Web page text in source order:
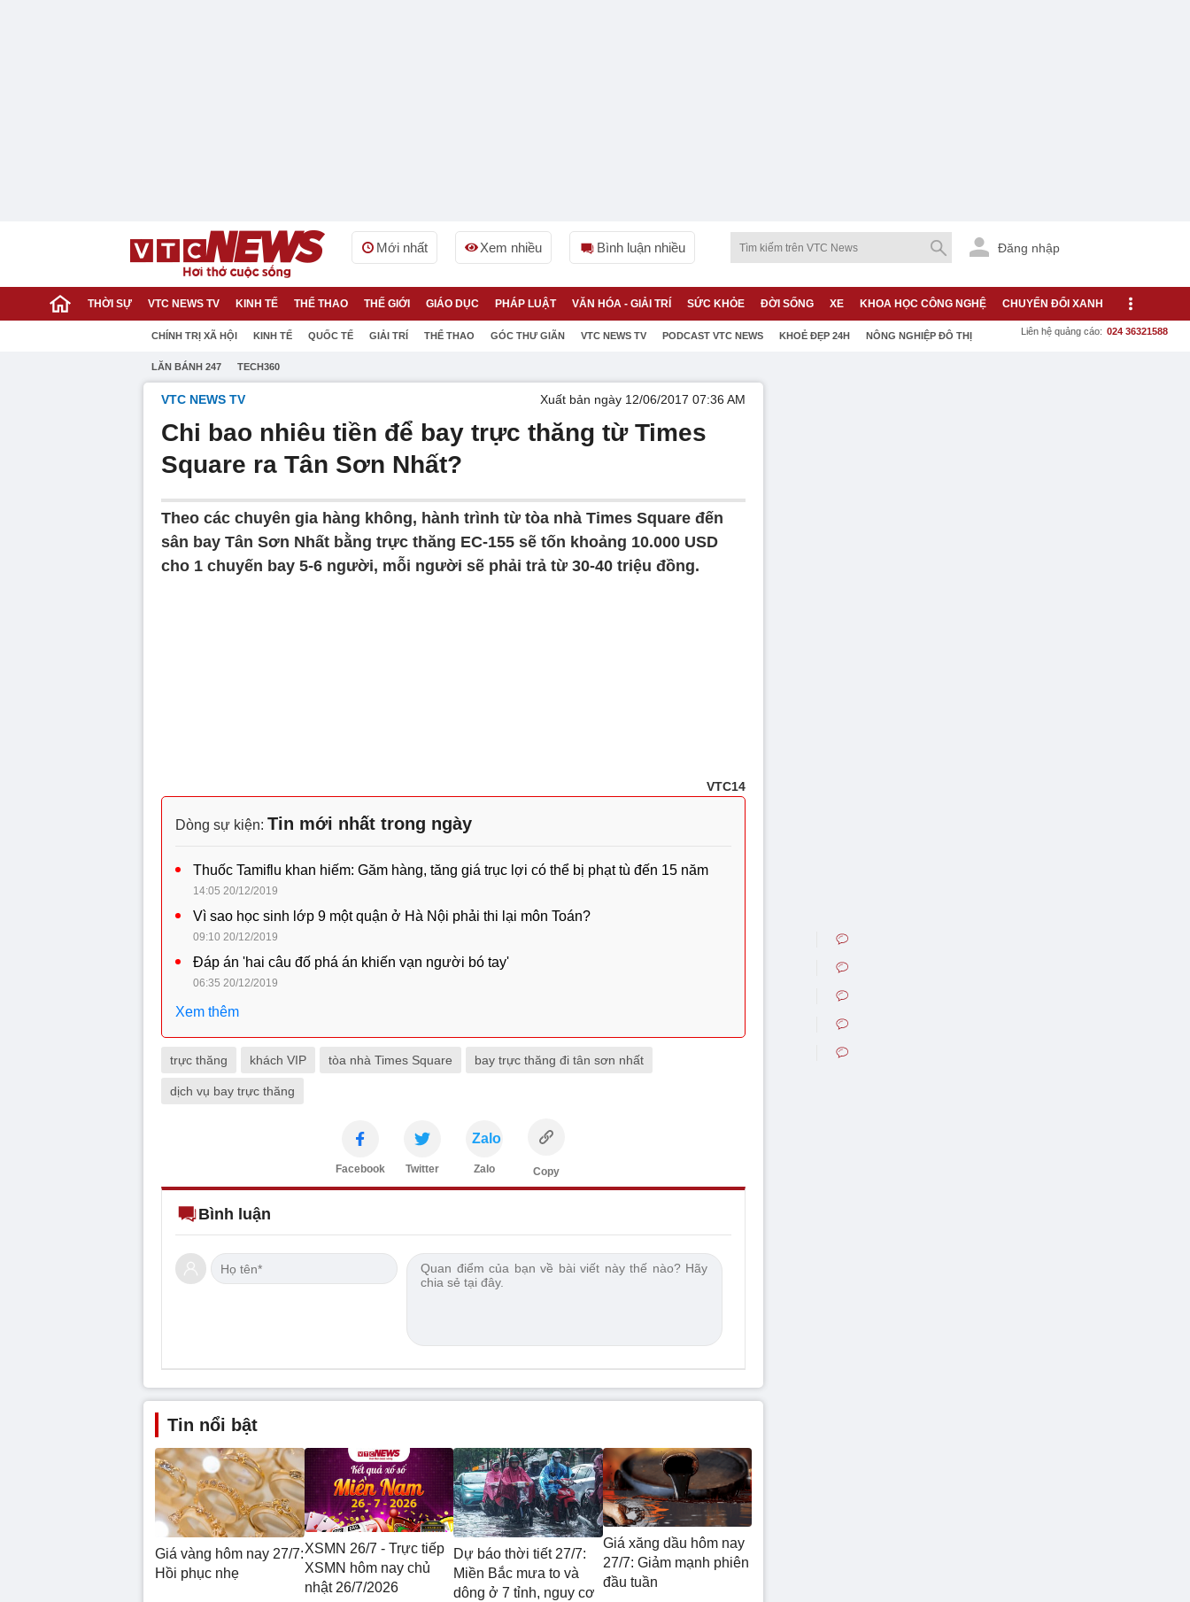
Mới nhất Xem nhiều Bình luận nhiều Đăng nhập
THỜI SỰ VTC NEWS TV KINH TẾ THỂ THAO THẾ GIỚI GIÁO DỤC PHÁP LUẬT VĂN HÓA - GIẢI TRÍ SỨC KHỎE ĐỜI SỐNG XE KHOA HỌC CÔNG NGHỆ CHUYỂN ĐỔI XANH
CHÍNH TRỊ XÃ HỘI KINH TẾ QUỐC TẾ GIẢI TRÍ THỂ THAO GÓC THƯ GIÃN VTC NEWS TV PODCAST VTC NEWS KHOẺ ĐẸP 24H NÔNG NGHIỆP ĐÔ THỊ
LĂN BÁNH 247 TECH360
Liên hệ quảng cáo: 024 36321588
VTC NEWS TV Xuất bản ngày 12/06/2017 07:36 AM
Chi bao nhiêu tiền để bay trực thăng từ Times
Square ra Tân Sơn Nhất?
Theo các chuyên gia hàng không, hành trình từ tòa nhà Times Square đến
sân bay Tân Sơn Nhất bằng trực thăng EC-155 sẽ tốn khoảng 10.000 USD
cho 1 chuyến bay 5-6 người, mỗi người sẽ phải trả từ 30-40 triệu đồng.
VTC14
Dòng sự kiện: Tin mới nhất trong ngày
Thuốc Tamiflu khan hiếm: Găm hàng, tăng giá trục lợi có thể bị phạt tù đến 15 năm
14:05 20/12/2019
Vì sao học sinh lớp 9 một quận ở Hà Nội phải thi lại môn Toán?
09:10 20/12/2019
Đáp án 'hai câu đố phá án khiến vạn người bó tay'
06:35 20/12/2019
Xem thêm
trực thăng khách VIP tòa nhà Times Square bay trực thăng đi tân sơn nhất
dịch vụ bay trực thăng
Facebook Twitter
Zalo
Zalo Copy
Bình luận
Tin nổi bật
Giá vàng hôm nay 27/7:
Hồi phục nhẹ
XSMN 26/7 - Trực tiếp
XSMN hôm nay chủ
nhật 26/7/2026
Dự báo thời tiết 27/7:
Miền Bắc mưa to và
dông ở 7 tỉnh, nguy cơ
Giá xăng dầu hôm nay
27/7: Giảm mạnh phiên
đầu tuần